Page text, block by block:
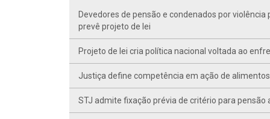
Devedores de pensão e condenados por
prevê projeto de lei
Projeto de lei cria política nacional voltada ao
Justiça define competência em ação de
STJ admite fixação prévia de critério para